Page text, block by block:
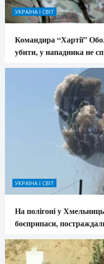
УКРАЇНА І СВІТ
Командира “Хартії”
убити, у нападника не
УКРАЇНА І СВІТ
На полігоні у
боєприпаси,